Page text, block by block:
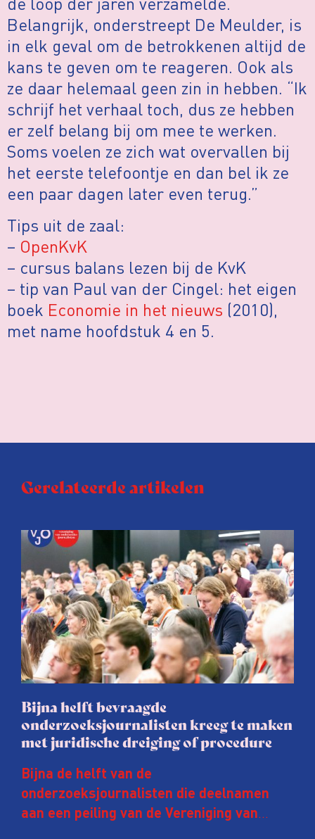
Belangrijk, onderstreept De Meulder, is
in elk geval om de betrokkenen altijd de
kans te geven om te reageren. Ook als
ze daar helemaal geen zin in hebben. “Ik
schrijf het verhaal toch, dus ze hebben
er zelf belang bij om mee te werken.
Soms voelen ze zich wat overvallen bij
het eerste telefoontje en dan bel ik ze
een paar dagen later even terug.”
Tips uit de zaal:
– OpenKvK
– cursus balans lezen bij de KvK
– tip van Paul van der Cingel: het eigen
boek Economie in het nieuws (2010),
met name hoofdstuk 4 en 5.
Gerelateerde artikelen
Bijna helft bevraagde
onderzoeksjournalisten kreeg te maken
met juridische dreiging of procedure
Bijna de helft van de
onderzoeksjournalisten die deelnamen
aan een peiling van de Vereniging van